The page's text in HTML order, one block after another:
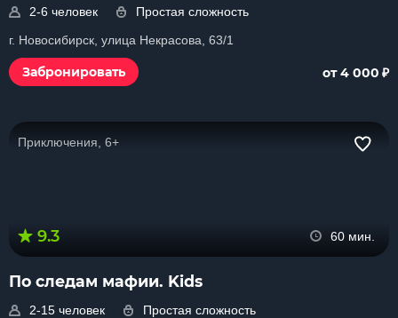
2-6 человек
Простая сложность
г. Новосибирск, улица Некрасова, 63/1
Забронировать от 4 000 ₽
Приключения, 6+
9.3 60 мин.
По следам мафии. Kids
2-15 человек
Простая сложность